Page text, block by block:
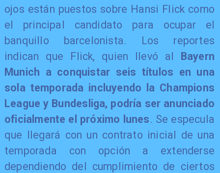
ojos están puestos sobre Hansi Flick como
el principal candidato para ocupar el
banquillo barcelonista. Los reportes
indican que Flick, quien llevó al Bayern
Munich a conquistar seis títulos en una
sola temporada incluyendo la Champions
League y Bundesliga, podría ser anunciado
oficialmente el próximo lunes. Se especula
que llegará con un contrato inicial de una
temporada con opción a extenderse
dependiendo del cumplimiento de ciertos